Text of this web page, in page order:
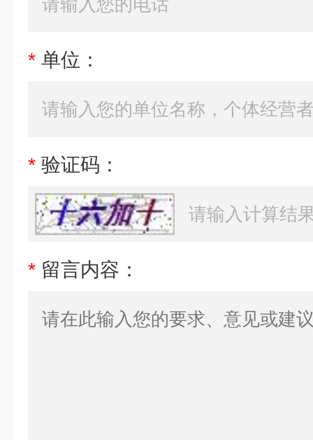
* 单位：
* 验证码：
* 留言内容：